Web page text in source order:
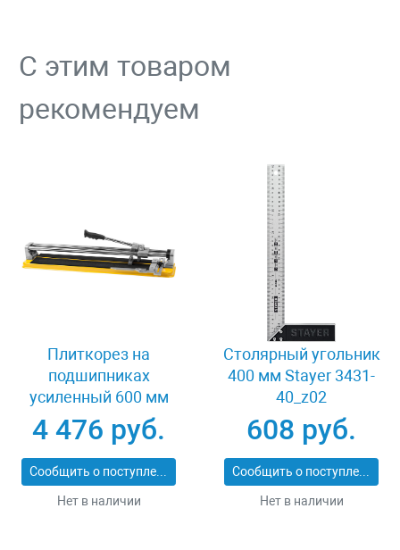
С этим товаром
рекомендуем
Плиткорез на
подшипниках
усиленный 600 мм
Stayer PROFI 3318-60
4 476 руб.
Сообщить о поступлении
Нет в наличии
Столярный угольник
400 мм Stayer 3431-
40_z02
608 руб.
Сообщить о поступлении
Нет в наличии